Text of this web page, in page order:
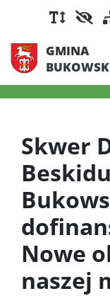
GMINA
Skwer
Nowe
naszej